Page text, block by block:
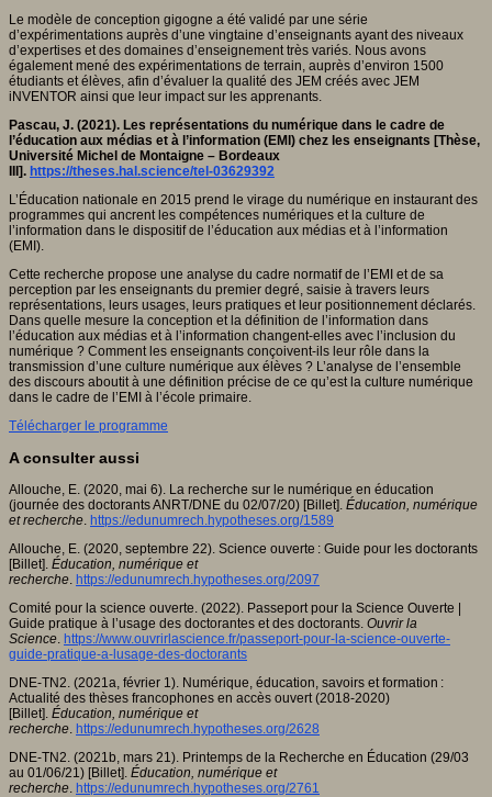
Le modèle de conception gigogne a été validé par une série
d’expérimentations auprès d’une vingtaine d’enseignants ayant des niveaux
d’expertises et des domaines d’enseignement très variés. Nous avons
également mené des expérimentations de terrain, auprès d’environ 1500
étudiants et élèves, afin d’évaluer la qualité des JEM créés avec JEM
iNVENTOR ainsi que leur impact sur les apprenants.
Pascau, J. (2021). Les représentations du numérique dans le cadre de
l’éducation aux médias et à l’information (EMI) chez les enseignants [Thèse,
Université Michel de Montaigne – Bordeaux
III]. https://theses.hal.science/tel-03629392
L’Éducation nationale en 2015 prend le virage du numérique en instaurant des
programmes qui ancrent les compétences numériques et la culture de
l’information dans le dispositif de l’éducation aux médias et à l’information
(EMI).
Cette recherche propose une analyse du cadre normatif de l’EMI et de sa
perception par les enseignants du premier degré, saisie à travers leurs
représentations, leurs usages, leurs pratiques et leur positionnement déclarés.
Dans quelle mesure la conception et la définition de l’information dans
l’éducation aux médias et à l’information changent-elles avec l’inclusion du
numérique ? Comment les enseignants conçoivent-ils leur rôle dans la
transmission d’une culture numérique aux élèves ? L’analyse de l’ensemble
des discours aboutit à une définition précise de ce qu’est la culture numérique
dans le cadre de l’EMI à l’école primaire.
Télécharger le programme
A consulter aussi
Allouche, E. (2020, mai 6). La recherche sur le numérique en éducation
(journée des doctorants ANRT/DNE du 02/07/20) [Billet]. Éducation, numérique
et recherche. https://edunumrech.hypotheses.org/1589
Allouche, E. (2020, septembre 22). Science ouverte : Guide pour les doctorants
[Billet]. Éducation, numérique et
recherche. https://edunumrech.hypotheses.org/2097
Comité pour la science ouverte. (2022). Passeport pour la Science Ouverte |
Guide pratique à l’usage des doctorantes et des doctorants. Ouvrir la
Science. https://www.ouvrirlascience.fr/passeport-pour-la-science-ouverte-
guide-pratique-a-lusage-des-doctorants
DNE-TN2. (2021a, février 1). Numérique, éducation, savoirs et formation :
Actualité des thèses francophones en accès ouvert (2018-2020)
[Billet]. Éducation, numérique et
recherche. https://edunumrech.hypotheses.org/2628
DNE-TN2. (2021b, mars 21). Printemps de la Recherche en Éducation (29/03
au 01/06/21) [Billet]. Éducation, numérique et
recherche. https://edunumrech.hypotheses.org/2761